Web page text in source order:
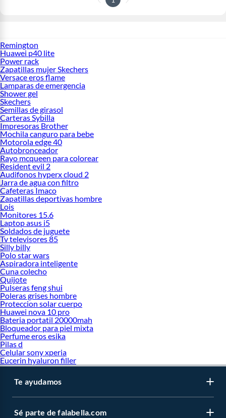
Remington
Huawei p40 lite
Power rack
Zapatillas mujer Skechers
Versace eros flame
Lamparas de emergencia
Shower gel
Skechers
Semillas de girasol
Carteras Sybilla
Impresoras Brother
Mochila canguro para bebe
Motorola edge 40
Autobronceador
Rayo mcqueen para colorear
Resident evil 2
Audifonos hyperx cloud 2
Jarra de agua con filtro
Cafeteras Imaco
Zapatillas deportivas hombre
Lois
Monitores 15.6
Laptop asus i5
Soldados de juguete
Tv televisores 85
Silly billy
Polo star wars
Aspiradora inteligente
Cuna colecho
Quijote
Pulseras feng shui
Poleras grises hombre
Proteccion solar cuerpo
Huawei nova 10 pro
Bateria portatil 20000mah
Bloqueador para piel mixta
Perfume eros esika
Pilas d
Celular sony xperia
Eucerin hyaluron filler
Te ayudamos
Sé parte de falabella.com